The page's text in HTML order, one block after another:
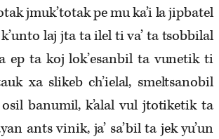
jmuk’totak pe mu ka’i la jipbatel
k’unto laj jta ta ilel ti va’ ta tsobbilal
ep ta koj lok’esanbil ta vunetik ti
xa slikeb ch’ielal, smeltsanobil
banumil, k’alal vul jtotiketik ta
ants vinik, ja’ sa’bil ta jek yu’un